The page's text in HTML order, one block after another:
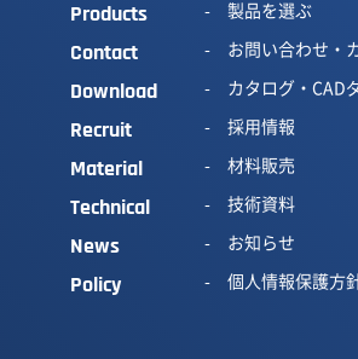
Products 製品を選ぶ
Contact お問い合わせ・
Download カタログ・CAD
Recruit 採用情報
Material 材料販売
Technical 技術資料
News お知らせ
Policy 個人情報保護方